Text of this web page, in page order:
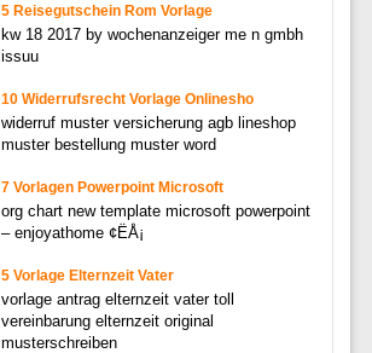
5 Reisegutschein Rom Vorlage
kw 18 2017 by wochenanzeiger me n gmbh
issuu
10 Widerrufsrecht Vorlage Onlinesho
widerruf muster versicherung agb lineshop
muster bestellung muster word
7 Vorlagen Powerpoint Microsoft
org chart new template microsoft powerpoint
– enjoyathome ¢ËÅ¡
5 Vorlage Elternzeit Vater
vorlage antrag elternzeit vater toll
vereinbarung elternzeit original
musterschreiben